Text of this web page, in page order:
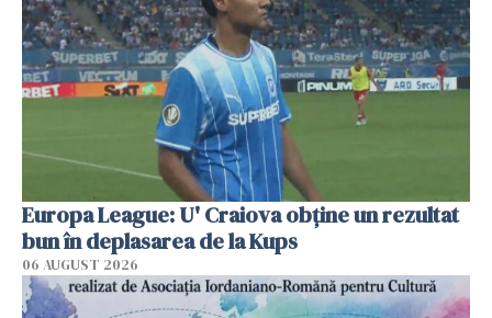
Europa League: U' Craiova obține un rezultat
bun în deplasarea de la Kups
06 AUGUST 2026